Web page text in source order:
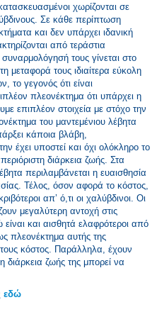
χωρίζονται σε
Σε κάθε περίπτωση
και δεν υπάρχει ιδανική
από τεράστια
τους γίνεται στο
μεταφορά τους ιδιαίτερα εύκολη
το γεγονός ότι είναι
πλεονέκτημα ότι υπάρχει η
επιπλέον στοιχεία με στόχο την
του μαντεμένιου λέβητα
κάποια βλάβη,
έχει υποστεί και όχι ολόκληρο το
διάρκεια ζωής. Στα
περιλαμβάνεται η ευαισθησία
Τέλος, όσον αφορά το κόστος,
απ’ ό,τι οι χαλύβδινοι. Οι
μεγαλύτερη αντοχή στις
και αισθητά ελαφρότεροι από
πλεονέκτημα αυτής της
κόστος. Παράλληλα, έχουν
ζωής της μπορεί να
εδώ